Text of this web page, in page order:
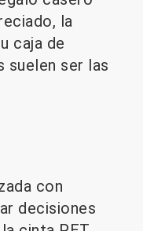
la
caja de
suelen ser las
con
decisiones